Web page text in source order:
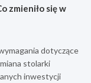
zmieniło się w
dotyczące
stolarki
inwestycji